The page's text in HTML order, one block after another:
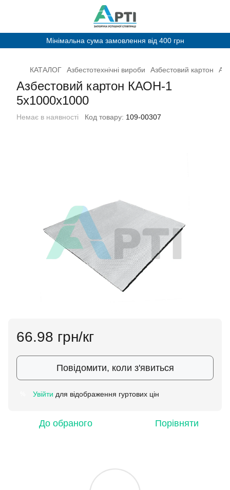
Мінімальна сума замовлення від 400 грн
КАТАЛОГ Азбестотехнічні вироби Азбестовий картон
Азбестовий картон КАОН-1
5x1000x1000
Немає в наявності Код товару: 109-00307
66.98 грн/кг
Повідомити, коли з'явиться
Увійти для відображення гуртових цін
До обраного Порівняти